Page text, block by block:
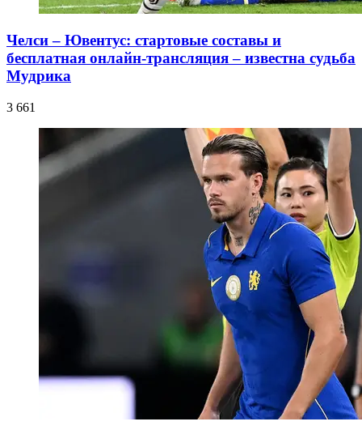
Челси – Ювентус: стартовые составы и
бесплатная онлайн-трансляция – известна судьба
Мудрика
3 661